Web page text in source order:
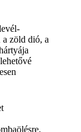
zöld dió, a